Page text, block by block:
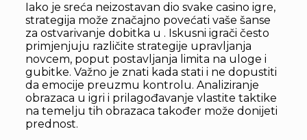
Iako je sreća neizostavan dio svake casino igre,
strategija može značajno povećati vaše šanse
za ostvarivanje dobitka u . Iskusni igrači često
primjenjuju različite strategije upravljanja
novcem, poput postavljanja limita na uloge i
gubitke. Važno je znati kada stati i ne dopustiti
da emocije preuzmu kontrolu. Analiziranje
obrazaca u igri i prilagođavanje vlastite taktike
na temelju tih obrazaca također može donijeti
prednost.